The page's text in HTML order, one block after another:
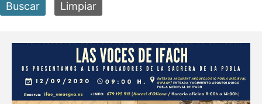
Buscar Limpiar